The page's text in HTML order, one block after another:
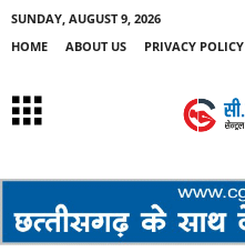
SUNDAY, AUGUST 9, 2026
HOME
ABOUT US PRIVACY POLICY